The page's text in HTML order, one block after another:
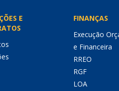
E
FINANÇAS
Execução
e Financeira
RREO
RGF
LOA